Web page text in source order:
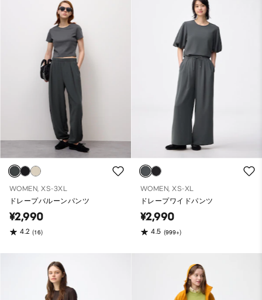
WOMEN, XS-3XL
ドレープバルーンパンツ
¥2,990
4.2 (16)
WOMEN, XS-XL
ドレープワイドパンツ
¥2,990
4.5 (999+)